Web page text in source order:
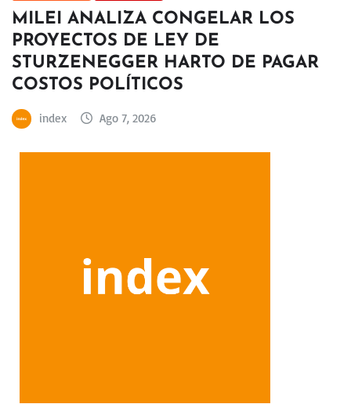
MILEI ANALIZA CONGELAR LOS
PROYECTOS DE LEY DE
STURZENEGGER HARTO DE PAGAR
COSTOS POLÍTICOS
index Ago 7, 2026